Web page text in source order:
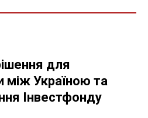
для
між Україною та
Інвестфонду